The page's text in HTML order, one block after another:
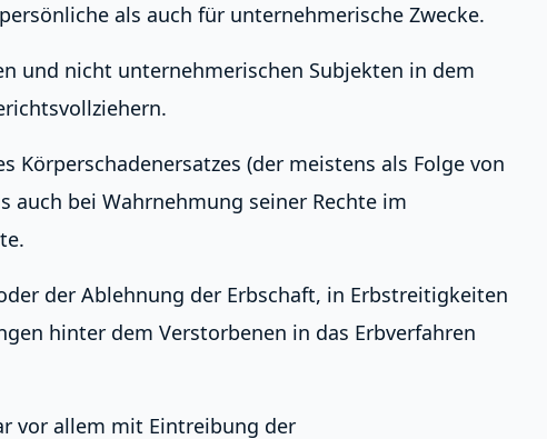
als auch für unternehmerische Zwecke.
und nicht unternehmerischen Subjekten in dem
(der meistens als Folge von
auch bei Wahrnehmung seiner Rechte im
der Ablehnung der Erbschaft, in Erbstreitigkeiten
hinter dem Verstorbenen in das Erbverfahren
vor allem mit Eintreibung der